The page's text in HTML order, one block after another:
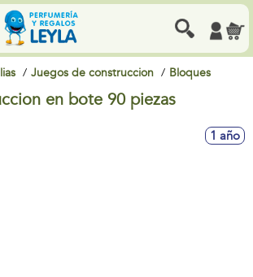
Juegos de construccion Bloques
en bote 90 piezas
1 año